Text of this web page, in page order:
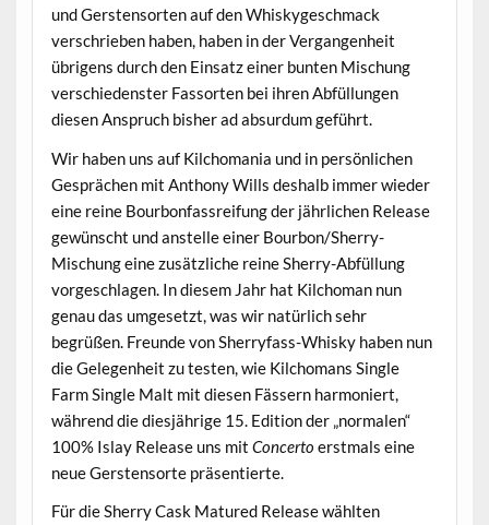
und Gerstensorten auf den Whiskygeschmack
verschrieben haben, haben in der Vergangenheit
übrigens durch den Einsatz einer bunten Mischung
verschiedenster Fassorten bei ihren Abfüllungen
diesen Anspruch bisher ad absurdum geführt.
Wir haben uns auf Kilchomania und in persönlichen
Gesprächen mit Anthony Wills deshalb immer wieder
eine reine Bourbonfassreifung der jährlichen Release
gewünscht und anstelle einer Bourbon/Sherry-
Mischung eine zusätzliche reine Sherry-Abfüllung
vorgeschlagen. In diesem Jahr hat Kilchoman nun
genau das umgesetzt, was wir natürlich sehr
begrüßen. Freunde von Sherryfass-Whisky haben nun
die Gelegenheit zu testen, wie Kilchomans Single
Farm Single Malt mit diesen Fässern harmoniert,
während die diesjährige 15. Edition der „normalen“
100% Islay Release uns mit Concerto erstmals eine
neue Gerstensorte präsentierte.
Für die Sherry Cask Matured Release wählten